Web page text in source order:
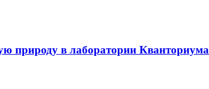
природу в лаборатории Кванториума